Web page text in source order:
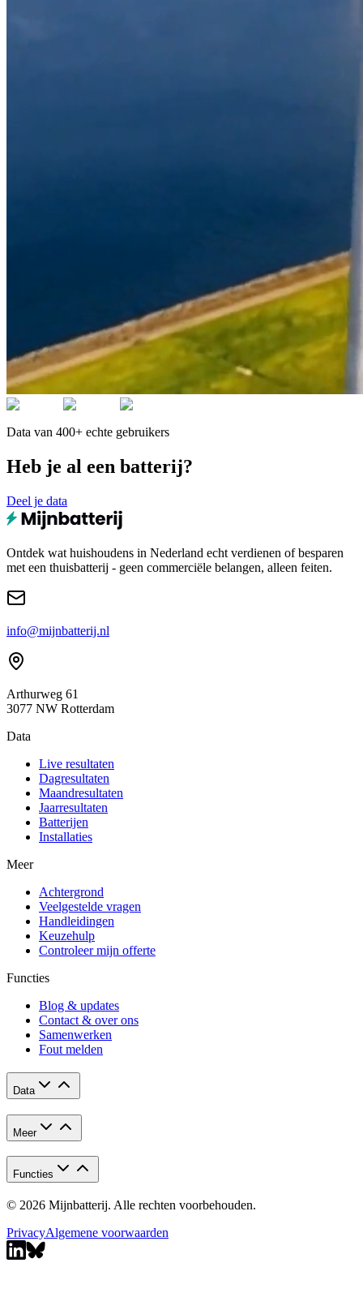
Data van 400+ echte gebruikers
Heb je al een batterij?
Deel je data
Ontdek wat huishoudens in Nederland echt verdienen of besparen
met een thuisbatterij - geen commerciële belangen, alleen feiten.
info@mijnbatterij.nl
Arthurweg 61
3077 NW Rotterdam
Data
Live resultaten
Dagresultaten
Maandresultaten
Jaarresultaten
Batterijen
Installaties
Meer
Achtergrond
Veelgestelde vragen
Handleidingen
Keuzehulp
Controleer mijn offerte
Functies
Blog & updates
Contact & over ons
Samenwerken
Fout melden
Data
Meer
Functies
© 2026 Mijnbatterij. Alle rechten voorbehouden.
PrivacyAlgemene voorwaarden